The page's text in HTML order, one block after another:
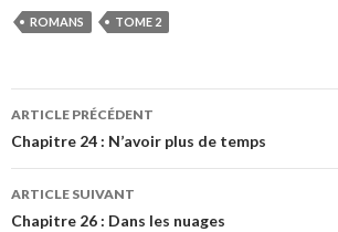
ROMANS TOME 2
Navigation
des
articles
ARTICLE PRÉCÉDENT
Chapitre 24 : N’avoir plus de temps
ARTICLE SUIVANT
Chapitre 26 : Dans les nuages